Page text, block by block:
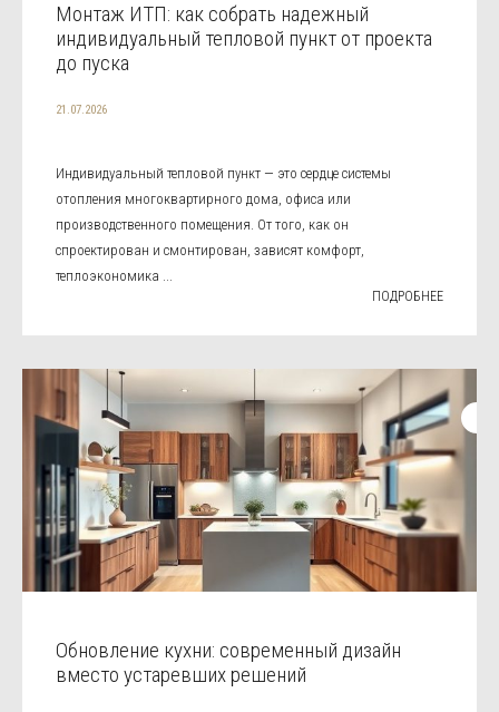
Монтаж ИТП: как собрать надежный
индивидуальный тепловой пункт от проекта
до пуска
21.07.2026
Индивидуальный тепловой пункт — это сердце системы
отопления многоквартирного дома, офиса или
производственного помещения. От того, как он
спроектирован и смонтирован, зависят комфорт,
теплоэкономика ...
ПОДРОБНЕЕ
Обновление кухни: современный дизайн
вместо устаревших решений